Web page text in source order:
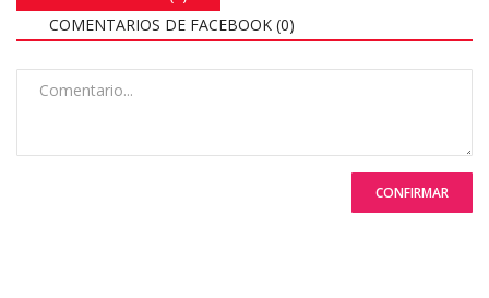
COMENTARIOS DE FACEBOOK (0)
CONFIRMAR